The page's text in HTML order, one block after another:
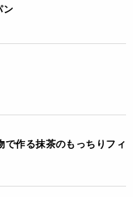
ン
で作る抹茶のもっちりフィ